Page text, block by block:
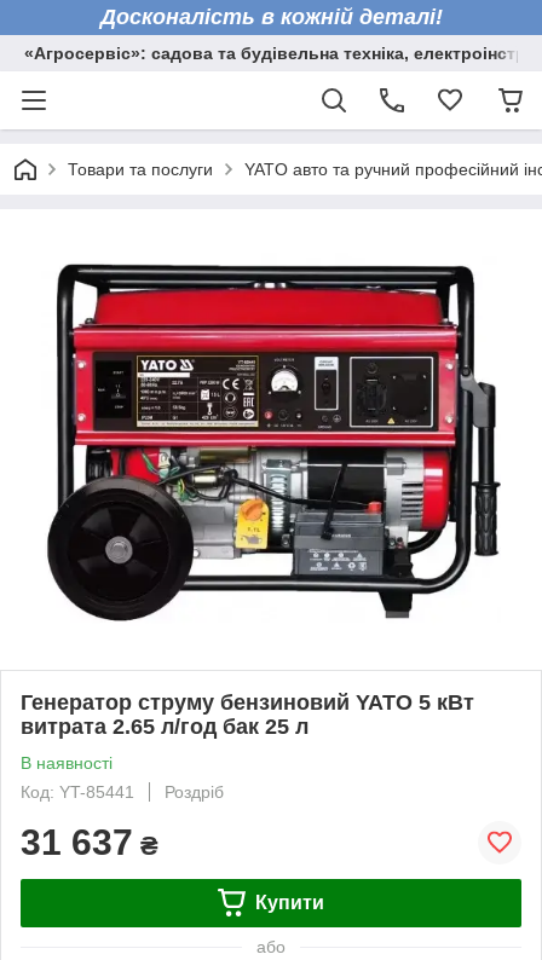
Досконалість в кожній деталі!
«Агросервіс»: садова та будівельна техніка,
Товари та послуги YATO авто та ручний професійний
Генератор струму бензиновий YATO 5 кВт
витрата 2.65 л/год бак 25 л
В наявності
Код: YT-85441
Роздріб
31 637 ₴
Купити
або